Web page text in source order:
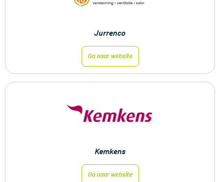
Jurrenco
Ga naar website
Kemkens
Ga naar website